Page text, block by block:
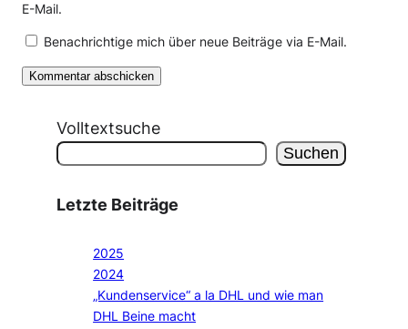
E-Mail.
Benachrichtige mich über neue Beiträge via E-Mail.
Volltextsuche
Suchen
Letzte Beiträge
2025
2024
„Kundenservice“ a la DHL und wie man
DHL Beine macht